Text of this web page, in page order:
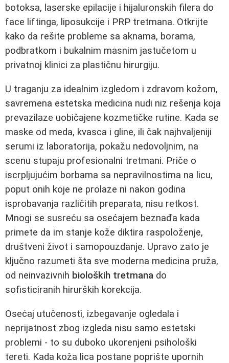
botoksa, laserske epilacije i hijaluronskih filera do
face liftinga, liposukcije i PRP tretmana. Otkrijte
kako da rešite probleme sa aknama, borama,
podbratkom i bukalnim masnim jastučetom u
privatnoj klinici za plastičnu hirurgiju.
U traganju za idealnim izgledom i zdravom kožom,
savremena estetska medicina nudi niz rešenja koja
prevazilaze uobičajene kozmetičke rutine. Kada se
maske od meda, kvasca i gline, ili čak najhvaljeniji
serumi iz laboratorija, pokažu nedovoljnim, na
scenu stupaju profesionalni tretmani. Priče o
iscrpljujućim borbama sa nepravilnostima na licu,
poput onih koje ne prolaze ni nakon godina
isprobavanja različitih preparata, nisu retkost.
Mnogi se susreću sa osećajem beznađa kada
primete da im stanje kože diktira raspoloženje,
društveni život i samopouzdanje. Upravo zato je
ključno razumeti šta sve moderna medicina pruža,
od neinvazivnih bioloških tretmana do
sofisticiranih hirurških korekcija.
Osećaj utučenosti, izbegavanje ogledala i
neprijatnost zbog izgleda nisu samo estetski
problemi - to su duboko ukorenjeni psihološki
tereti. Kada koža lica postane poprište upornih